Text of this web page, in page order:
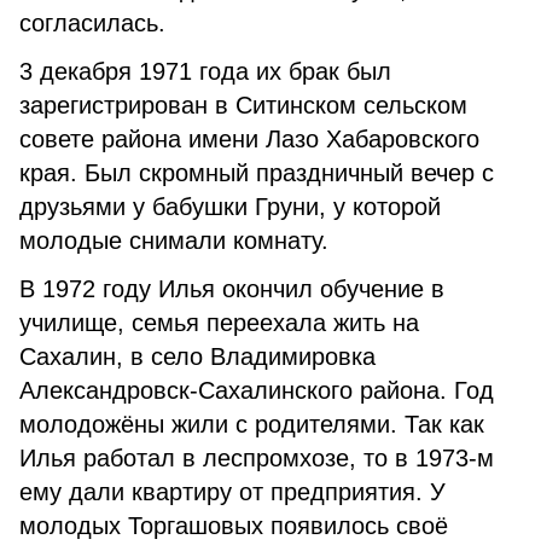
согласилась.
3 декабря 1971 года их брак был
зарегистрирован в Ситинском сельском
совете района имени Лазо Хабаровского
края. Был скромный праздничный вечер с
друзьями у бабушки Груни, у которой
молодые снимали комнату.
В 1972 году Илья окончил обучение в
училище, семья переехала жить на
Сахалин, в село Владимировка
Александровск-Сахалинского района. Год
молодожёны жили с родителями. Так как
Илья работал в леспромхозе, то в 1973-м
ему дали квартиру от предприятия. У
молодых Торгашовых появилось своё